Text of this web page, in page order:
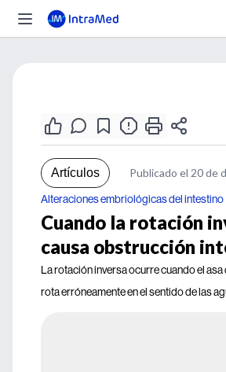
Artículos Publicado el 20 de
Alteraciones embriológicas del intestino
Cuando la rotación
causa obstrucción
La rotación inversa ocurre cuando el
rota erróneamente en el sentido de las